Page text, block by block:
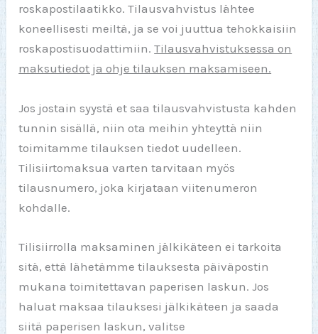
roskapostilaatikko. Tilausvahvistus lähtee
koneellisesti meiltä, ja se voi juuttua tehokkaisiin
roskapostisuodattimiin.Tilausvahvistuksessa on
maksutiedot ja ohje tilauksen maksamiseen.
Jos jostain syystä et saa tilausvahvistusta kahden
tunnin sisällä, niin ota meihin yhteyttä niin
toimitamme tilauksen tiedot uudelleen.
Tilisiirtomaksua varten tarvitaan myös
tilausnumero, joka kirjataan viitenumeron
kohdalle.
Tilisiirrolla maksaminen jälkikäteen ei tarkoita
sitä, että lähetämme tilauksesta päiväpostin
mukana toimitettavan paperisen laskun. Jos
haluat maksaa tilauksesi jälkikäteen ja saada
siitä paperisen laskun, valitse